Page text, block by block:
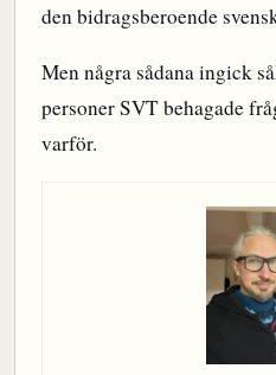
den bidragsberoende
Men några sådana ingick
personer SVT behagade
varför.